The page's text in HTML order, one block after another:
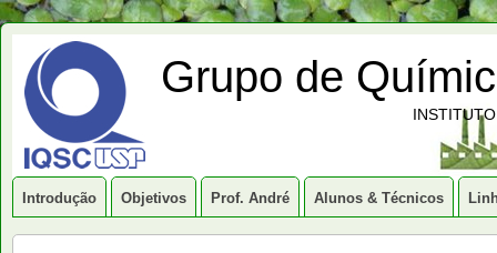
Grupo de
Introdução Objetivos Prof. André Alunos & Técnicos